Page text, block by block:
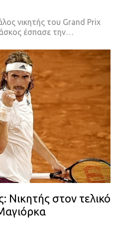
νικητής του Grand Prix
έσπασε την
Νικητής στον τελικό